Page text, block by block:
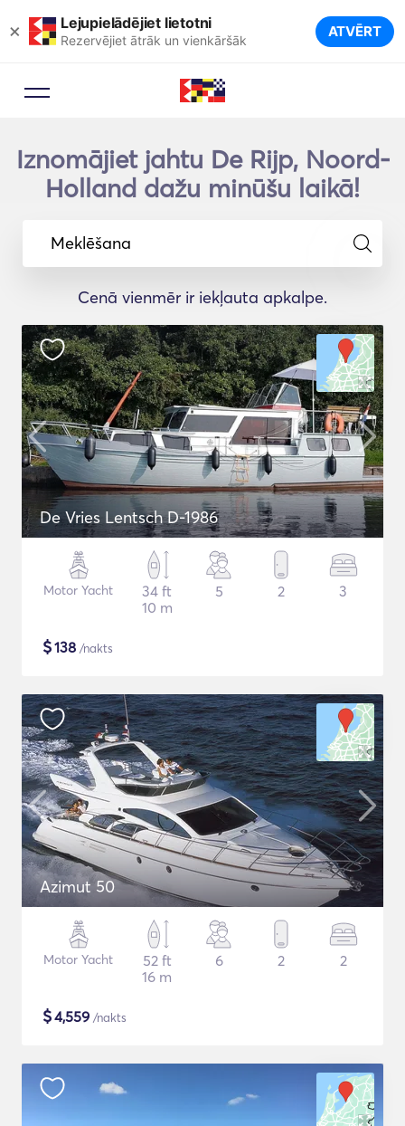
× Lejupielādējiet lietotni
Rezervējiet ātrāk un vienkāršāk ATVĒRT
Iznomājiet jahtu De Rijp, Noord-
Holland dažu minūšu laikā!
Meklēšana
Cenā vienmēr ir iekļauta apkalpe.
De Vries Lentsch D-1986
Motor Yacht
34 ft
10 m
5 2 3
$138 /nakts
Azimut 50
Motor Yacht
52 ft
16 m
6 2 2
$4,559 /nakts